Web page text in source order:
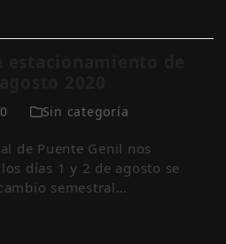
Sin categoría
de Puente Genil nos
días 1 y 2 de agosto se
semestral…